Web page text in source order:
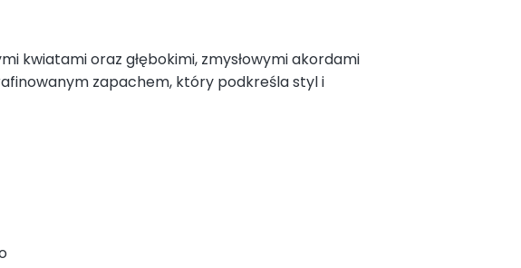
kwiatami oraz głębokimi, zmysłowymi akordami
zapachem, który podkreśla styl i